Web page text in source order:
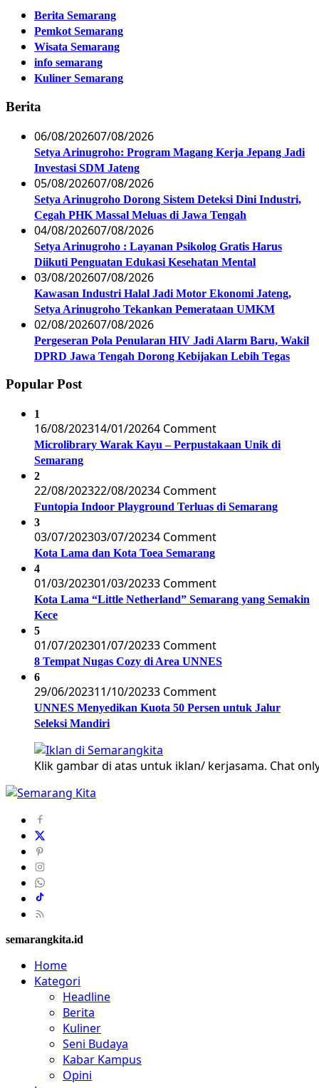
Berita Semarang
Pemkot Semarang
Wisata Semarang
info semarang
Kuliner Semarang
Berita
06/08/202607/08/2026
Setya Arinugroho: Program Magang Kerja Jepang Jadi
Investasi SDM Jateng
05/08/202607/08/2026
Setya Arinugroho Dorong Sistem Deteksi Dini Industri,
Cegah PHK Massal Meluas di Jawa Tengah
04/08/202607/08/2026
Setya Arinugroho : Layanan Psikolog Gratis Harus
Diikuti Penguatan Edukasi Kesehatan Mental
03/08/202607/08/2026
Kawasan Industri Halal Jadi Motor Ekonomi Jateng,
Setya Arinugroho Tekankan Pemerataan UMKM
02/08/202607/08/2026
Pergeseran Pola Penularan HIV Jadi Alarm Baru, Wakil
DPRD Jawa Tengah Dorong Kebijakan Lebih Tegas
Popular Post
1
16/08/202314/01/20264 Comment
Microlibrary Warak Kayu – Perpustakaan Unik di
Semarang
2
22/08/202322/08/20234 Comment
Funtopia Indoor Playground Terluas di Semarang
3
03/07/202303/07/20234 Comment
Kota Lama dan Kota Toea Semarang
4
01/03/202301/03/20233 Comment
Kota Lama “Little Netherland” Semarang yang Semakin
Kece
5
01/07/202301/07/20233 Comment
8 Tempat Nugas Cozy di Area UNNES
6
29/06/202311/10/20233 Comment
UNNES Menyedikan Kuota 50 Persen untuk Jalur
Seleksi Mandiri
Klik gambar di atas untuk iklan/ kerjasama. Chat
semarangkita.id
Home
Kategori
Headline
Berita
Kuliner
Seni Budaya
Kabar Kampus
Opini